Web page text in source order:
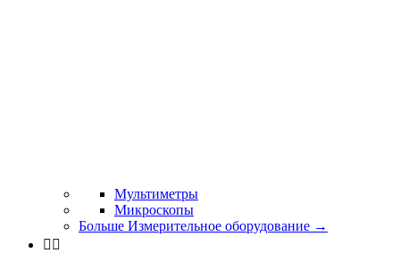
Мультиметры
Микроскопы
Больше Измерительное оборудование →
 